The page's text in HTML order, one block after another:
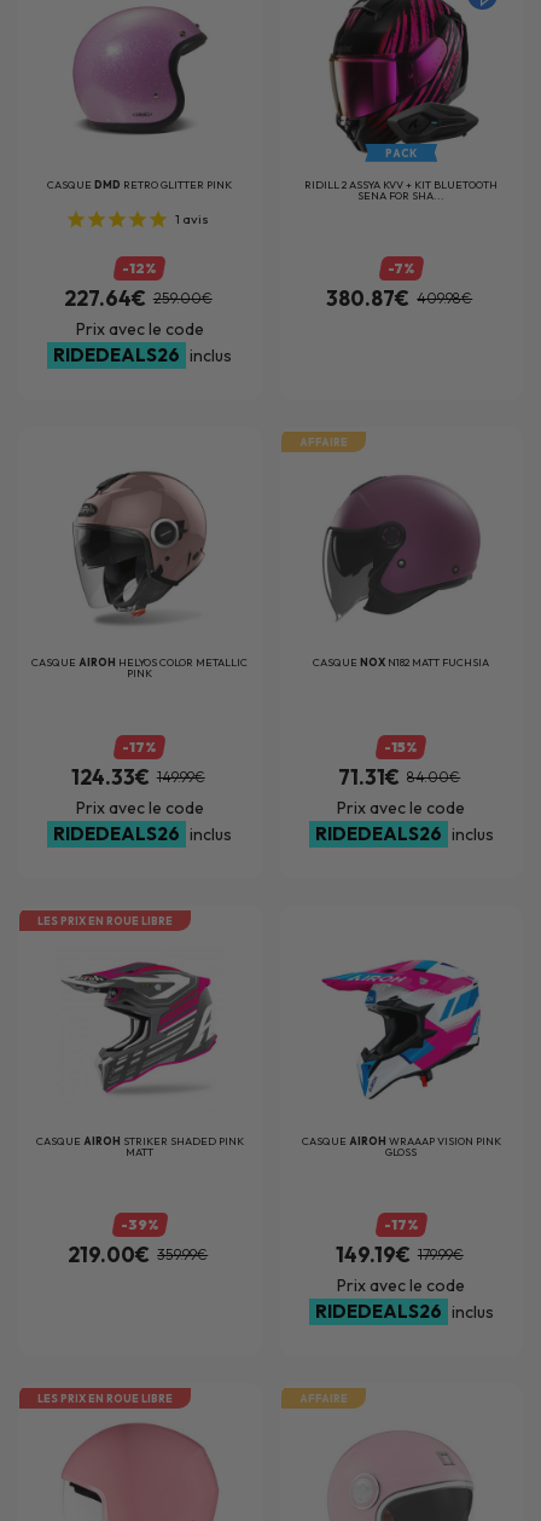
CASQUEDMD RETRO GLITTER PINK
1 avis
-12%
227.64€ 259.00€
Prix avec le code
RIDEDEALS26 inclus
PACK
RIDILL 2 ASSYA KVV + KIT BLUETOOTH
SENA FOR SHA...
-7%
380.87€ 409.98€
CASQUEAIROH HELYOS COLOR METALLIC
PINK
-17%
124.33€ 149.99€
Prix avec le code
RIDEDEALS26 inclus
AFFAIRE
CASQUE NOX N182 MATT FUCHSIA
-15%
71.31€ 84.00€
Prix avec le code
RIDEDEALS26 inclus
LES PRIX EN ROUE LIBRE
CASQUE AIROH STRIKER SHADED PINK
MATT
-39%
219.00€ 359.99€
CASQUE AIROH WRAAAP VISION PINK
GLOSS
-17%
149.19€ 179.99€
Prix avec le code
RIDEDEALS26 inclus
LES PRIX EN ROUE LIBRE AFFAIRE